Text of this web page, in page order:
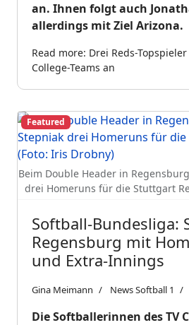
an. Ihnen folgt auch
allerdings mit Ziel Arizona.
Read more: Drei Reds-
College-Teams an
Beim Double Header in
drei Homeruns für die Stuttgart
Featured
Softball-Bundesliga:
Regensburg mit
und Extra-Innings
Gina Meimann News Softball 1
Die Softballerinnen des TV